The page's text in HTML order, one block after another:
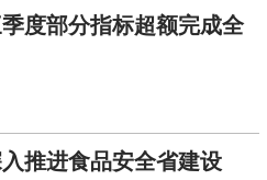
度部分指标超额完成全
推进食品安全省建设